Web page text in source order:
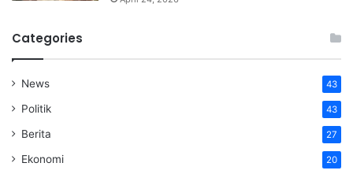
Categories
News 43
Politik 43
Berita 27
Ekonomi 20